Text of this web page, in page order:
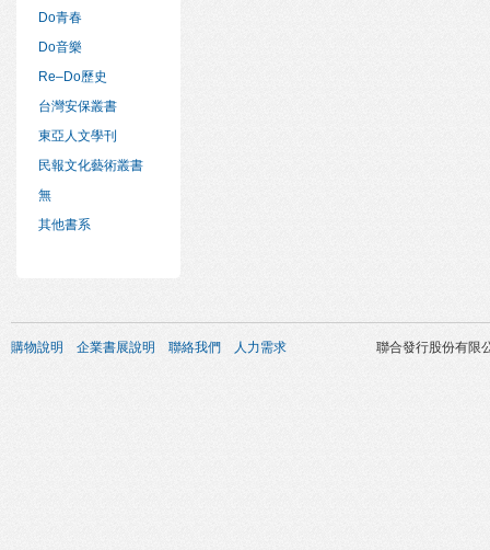
Do青春
Do音樂
Re–Do歷史
台灣安保叢書
東亞人文學刊
民報文化藝術叢書
無
其他書系
購物說明 企業書展說明 聯絡我們 人力需求 聯合發行股份有限